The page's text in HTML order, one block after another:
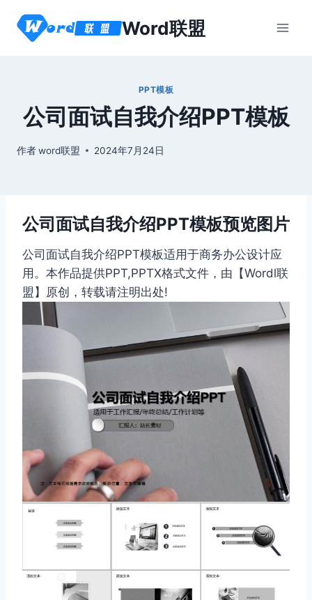
Word联盟
PPT模板
公司面试自我介绍PPT模板
作者word联盟 2024年7月24日
公司面试自我介绍PPT模板预览图片
公司面试自我介绍PPT模板适用于商务办公设计应
用。本作品提供PPT,PPTX格式文件，由【Wordl联
盟】原创，转载请注明出处!